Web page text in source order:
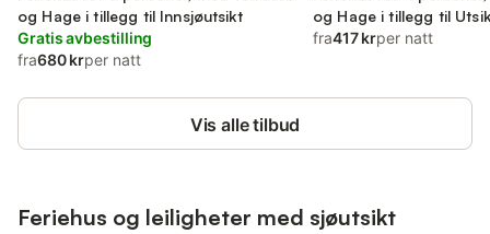
og Hage i tillegg til Innsjøutsikt
Gratis avbestilling
fra680 krper natt
og Hage i tillegg til
fra417 krper natt
Vis alle tilbud
Feriehus og leiligheter med sjøutsikt